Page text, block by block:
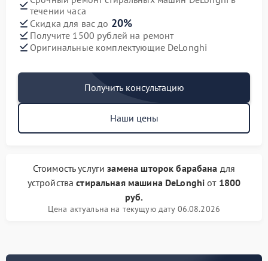
течении часа
Скидка для вас до 20%
Получите 1500 рублей на ремонт
Оригинальные комплектующие DeLonghi
Получить консультацию
Наши цены
Стоимость услугизамена шторок барабана для
устройствастиральная машина DeLonghi от 1800
руб.
Цена актуальна на текущую дату 06.08.2026